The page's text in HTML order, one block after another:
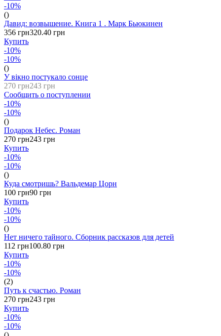
-10%
()
Давид: возвышение. Книга 1 . Марк Бьюкинен
356 грн320.40 грн
Купить
-10%
-10%
()
У вікно постукало сонце
270 грн243 грн
Сообщить о поступлении
-10%
-10%
()
Подарок Небес. Роман
270 грн243 грн
Купить
-10%
-10%
()
Куда смотришь? Вальдемар Цорн
100 грн90 грн
Купить
-10%
-10%
()
Нет ничего тайного. Сборник рассказов для детей
112 грн100.80 грн
Купить
-10%
-10%
(2)
Путь к счастью. Роман
270 грн243 грн
Купить
-10%
-10%